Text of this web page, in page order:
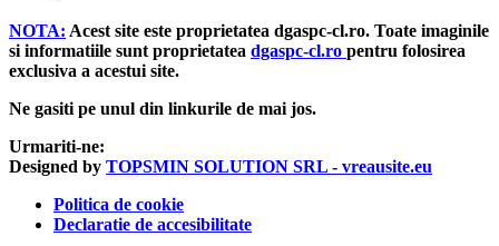
NOTA: Acest site este proprietatea dgaspc-cl.ro. Toate imaginile
si informatiile sunt proprietatea dgaspc-cl.ro pentru folosirea
exclusiva a acestui site.
Ne gasiti pe unul din linkurile de mai jos.
Urmariti-ne:
Designed by TOPSMIN SOLUTION SRL - vreausite.eu
Politica de cookie
Declaratie de accesibilitate